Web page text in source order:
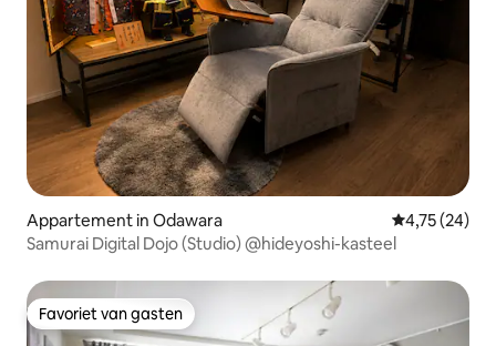
Appartement in Odawara Gemiddelde
4,75 (24)
Samurai Digital Dojo (Studio) @hideyoshi-kasteel
Favoriet van gasten
Favoriet van gasten